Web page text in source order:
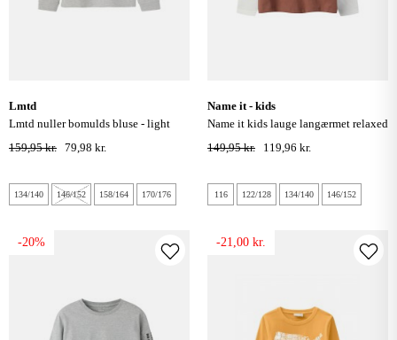
lmtd
lmtd nuller bomulds bluse - light
grey
159,95 kr. 79,98 kr.
134/140 146/152 158/164 170/176
name it - kids
name it kids lauge langærmet relaxed
top - imperial topaz
149,95 kr. 119,96 kr.
116 122/128 134/140 146/152
-20% -21,00 kr.